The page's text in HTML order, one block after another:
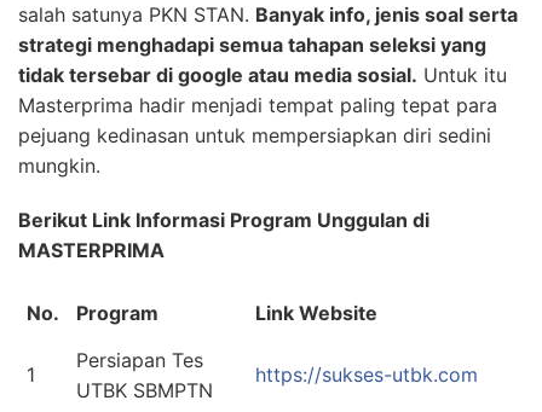
salah satunya PKN STAN. Banyak info, jenis soal serta
strategi menghadapi semua tahapan seleksi yang
tidak tersebar di google atau media sosial. Untuk itu
Masterprima hadir menjadi tempat paling tepat para
pejuang kedinasan untuk mempersiapkan diri sedini
mungkin.
Berikut Link Informasi Program Unggulan di
MASTERPRIMA
No. Program Link Website
1
Persiapan Tes
UTBK SBMPTN
https://sukses-utbk.com